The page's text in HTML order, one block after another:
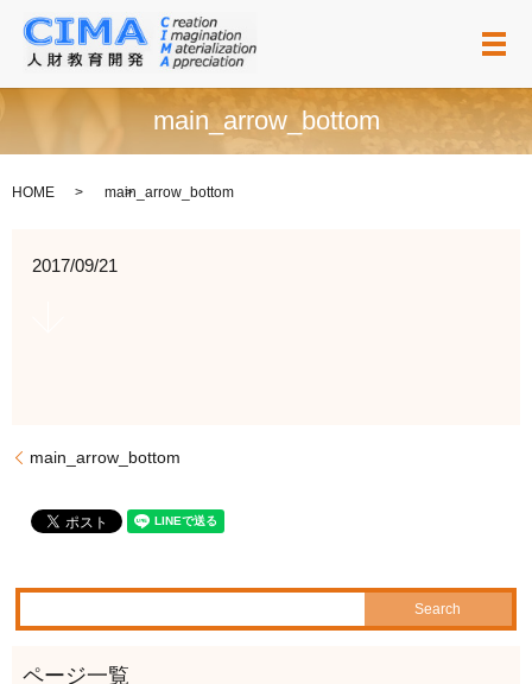
メ
main_arrow_bottom
HOME main_arrow_bottom
2017/09/21
main_arrow_bottom